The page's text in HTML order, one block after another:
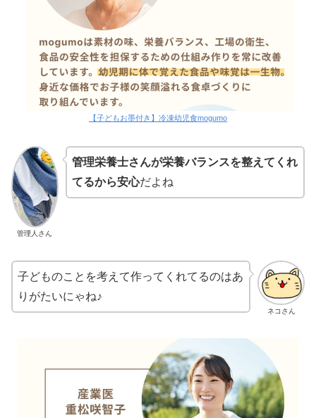
【子どもお墨付き】冷凍幼児食mogumo
管理人さん
管理栄養士さんが栄養バランスを整えてくれ
てるから安心だよね
ネコさん
子どものことを考えて作ってくれてるのはあ
りがたいにゃね♪